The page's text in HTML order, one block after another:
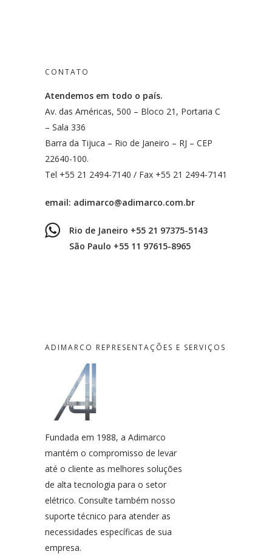
CONTATO
Atendemos em todo o país.
Av. das Américas, 500 – Bloco 21, Portaria C
– Sala 336
Barra da Tijuca – Rio de Janeiro – RJ – CEP
22640-100.
Tel +55 21 2494-7140 / Fax +55 21 2494-7141
email: adimarco@adimarco.com.br
Rio de Janeiro +55 21 97375-5143
São Paulo +55 11 97615-8965
ADIMARCO REPRESENTAÇÕES E SERVIÇOS
Fundada em 1988, a Adimarco
mantém o compromisso de levar
até o cliente as melhores soluções
de alta tecnologia para o setor
elétrico. Consulte também nosso
suporte técnico para atender as
necessidades específicas de sua
empresa.